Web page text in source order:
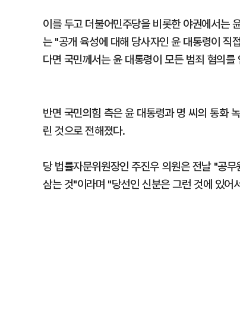
이를 두고 더불어민주당을 비롯한 야권에서는
는 "공개 육성에 대해 당사자인 윤 대통령이 직
다면 국민께서는 윤 대통령이 모든 범죄 혐의
반면 국민의힘 측은 윤 대통령과 명 씨의 통화
린 것으로 전해졌다.
당 법률자문위원장인 주진우 의원은 전날 "공
삼는 것"이라며 "당선인 신분은 그런 것에 있어